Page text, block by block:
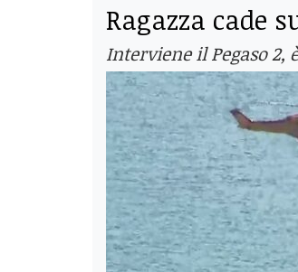
Ragazza cade
Interviene il Pegaso 2,